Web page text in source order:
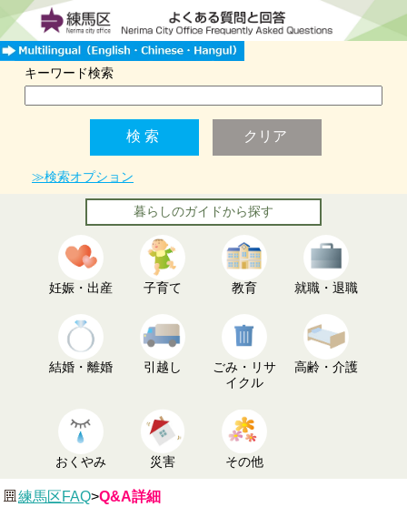
キーワード検索
≫検索オプション
暮らしのガイドから探す
妊娠・出産 子育て 教育 就職・退職
結婚・離婚 引越し
ごみ・リサ
イクル
高齢・介護
おくやみ 災害 その他
練馬区FAQ>Q&A詳細